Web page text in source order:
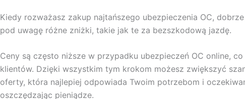
Kiedy rozważasz zakup najtańszego ubezpieczenia OC,
pod uwagę różne zniżki, takie jak te za bezszkodową jazdę.
Ceny są często niższe w przypadku ubezpieczeń OC online,
klientów. Dzięki wszystkim tym krokom możesz zwiększyć
oferty, która najlepiej odpowiada Twoim potrzebom i
oszczędzając pieniądze.